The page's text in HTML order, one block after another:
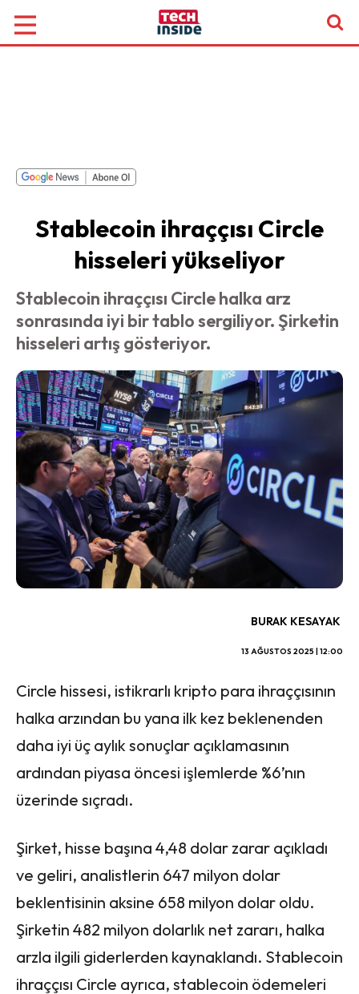
Stablecoin ihraççısı Circle
hisseleri yükseliyor
Stablecoin ihraççısı Circle halka arz
sonrasında iyi bir tablo sergiliyor. Şirketin
hisseleri artış gösteriyor.
BURAK KESAYAK
13 AĞUSTOS 2025 | 12:00
Circle hissesi, istikrarlı kripto para ihraççısının
halka arzından bu yana ilk kez beklenenden
daha iyi üç aylık sonuçlar açıklamasının
ardından piyasa öncesi işlemlerde %6’nın
üzerinde sıçradı.
Şirket, hisse başına 4,48 dolar zarar açıkladı
ve geliri, analistlerin 647 milyon dolar
beklentisinin aksine 658 milyon dolar oldu.
Şirketin 482 milyon dolarlık net zararı, halka
arzla ilgili giderlerden kaynaklandı. Stablecoin
ihraççısı Circle ayrıca, stablecoin ödemeleri